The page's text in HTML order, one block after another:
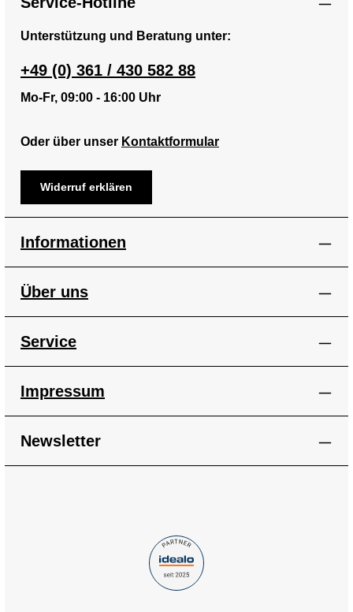
Unterstützung und Beratung unter:
+49 (0) 361 / 430 582 88
Mo-Fr, 09:00 - 16:00 Uhr
Oder über unser Kontaktformular
Widerruf erklären
Informationen
Über uns
Service
Impressum
Newsletter